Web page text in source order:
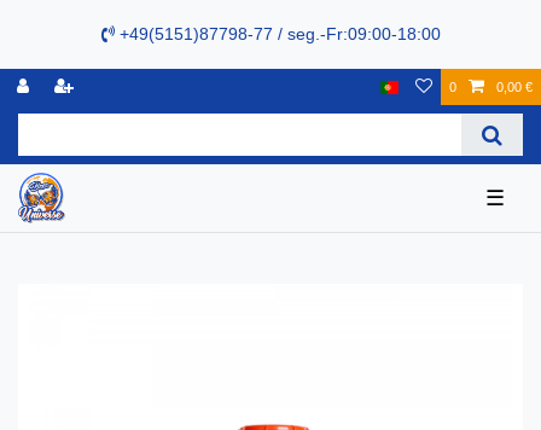
+49(5151)87798-77 / seg.-Fr:09:00-18:00
0 0,00 €
☰